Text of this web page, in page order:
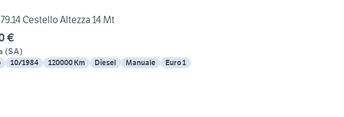
Cestello Altezza 14 Mt
€
(SA)
10/1984 120000 Km Diesel Manuale Euro 1